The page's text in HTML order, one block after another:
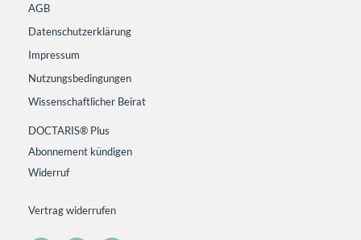
AGB
Datenschutzerklärung
Impressum
Nutzungsbedingungen
Wissenschaftlicher Beirat
DOCTARIS® Plus
Abonnement kündigen
Widerruf
Vertrag widerrufen